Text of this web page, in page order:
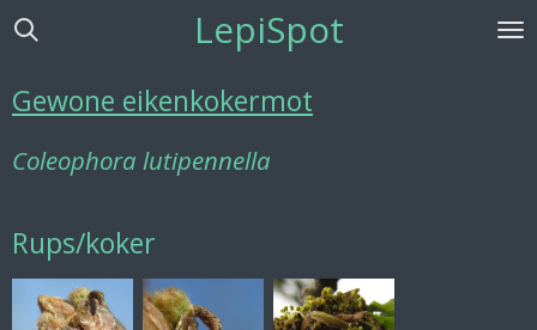
Ga
de
LepiSpot
Gewone eikenkokermot
Coleophora lutipennella
Rups/koker